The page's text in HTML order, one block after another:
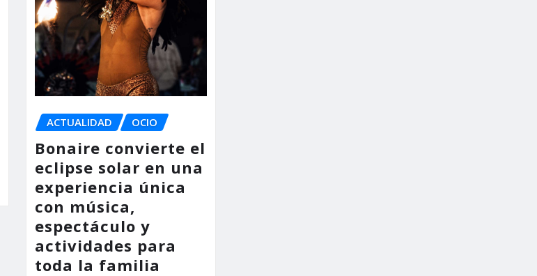
ACTUALIDAD OCIO
Bonaire convierte el
eclipse solar en una
experiencia única
con música,
espectáculo y
actividades para
toda la familia